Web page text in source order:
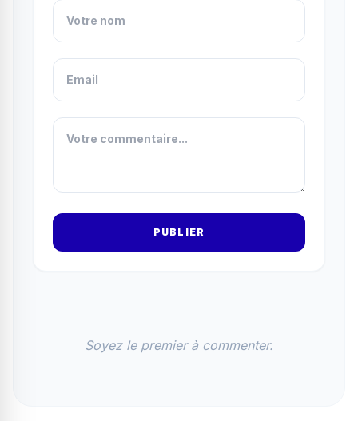
PUBLIER
Soyez le premier à commenter.